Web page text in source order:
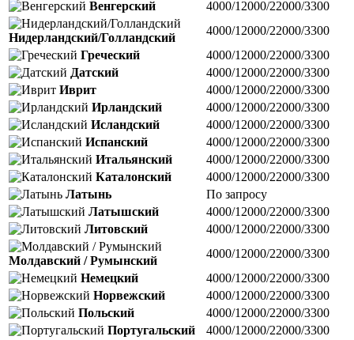
Венгерский 4000/12000/22000/3300
Нидерландский/Голландский
4000/12000/22000/3300
Греческий
4000/12000/22000/3300
Датский
4000/12000/22000/3300
Иврит
4000/12000/22000/3300
Ирландский
4000/12000/22000/3300
Исландский
4000/12000/22000/3300
Испанский
4000/12000/22000/3300
Итальянский
4000/12000/22000/3300
Каталонский
4000/12000/22000/3300
Латынь
По запросу
Латышский
4000/12000/22000/3300
Литовский
4000/12000/22000/3300
Молдавский / Румынский
4000/12000/22000/3300
Немецкий
4000/12000/22000/3300
Норвежский
4000/12000/22000/3300
Польский
4000/12000/22000/3300
Португальский
4000/12000/22000/3300